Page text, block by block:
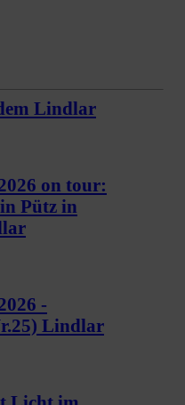
Lindlar
on tour:
Pütz in
-
Lindlar